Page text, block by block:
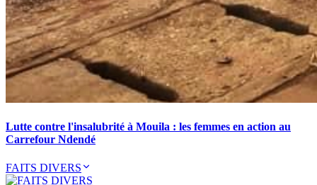
Lutte contre l'insalubrité à Mouila : les femmes en action au
Carrefour Ndendé
FAITS DIVERS